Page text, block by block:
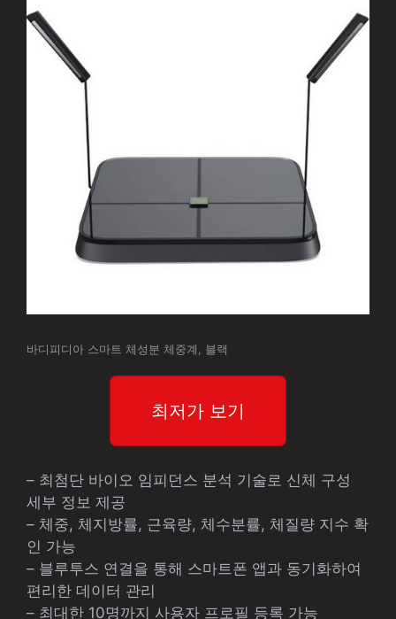
바디피디아 스마트 체성분 체중계, 블랙
최저가 보기
– 최첨단 바이오 임피던스 분석 기술로 신체 구성
세부 정보 제공
– 체중, 체지방률, 근육량, 체수분률, 체질량 지수 확
인 가능
– 블루투스 연결을 통해 스마트폰 앱과 동기화하여
편리한 데이터 관리
– 최대한 10명까지 사용자 프로필 등록 가능